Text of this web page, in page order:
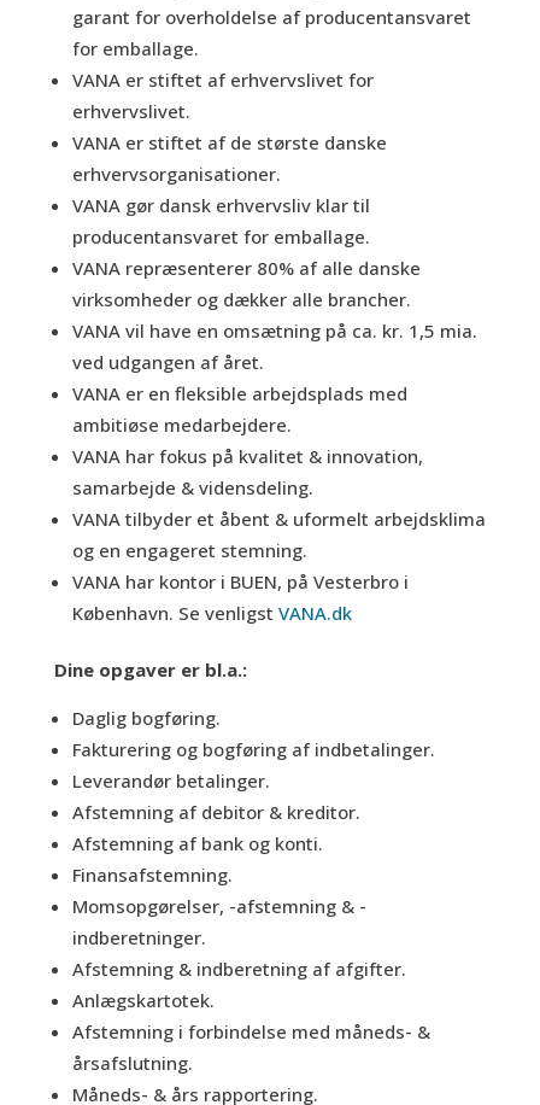
garant for overholdelse af producentansvaret
for emballage.
VANA er stiftet af erhvervslivet for
erhvervslivet.
VANA er stiftet af de største danske
erhvervsorganisationer.
VANA gør dansk erhvervsliv klar til
producentansvaret for emballage.
VANA repræsenterer 80% af alle danske
virksomheder og dækker alle brancher.
VANA vil have en omsætning på ca. kr. 1,5 mia.
ved udgangen af året.
VANA er en fleksible arbejdsplads med
ambitiøse medarbejdere.
VANA har fokus på kvalitet & innovation,
samarbejde & vidensdeling.
VANA tilbyder et åbent & uformelt arbejdsklima
og en engageret stemning.
VANA har kontor i BUEN, på Vesterbro i
København. Se venligst VANA.dk
Dine opgaver er bl.a.:
Daglig bogføring.
Fakturering og bogføring af indbetalinger.
Leverandør betalinger.
Afstemning af debitor & kreditor.
Afstemning af bank og konti.
Finansafstemning.
Momsopgørelser, -afstemning & -
indberetninger.
Afstemning & indberetning af afgifter.
Anlægskartotek.
Afstemning i forbindelse med måneds- &
årsafslutning.
Måneds- & års rapportering.